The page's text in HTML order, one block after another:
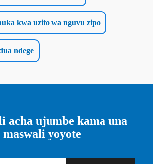
kwa uzito wa nguvu zipo
ndege
acha ujumbe kama una
maswali yoyote